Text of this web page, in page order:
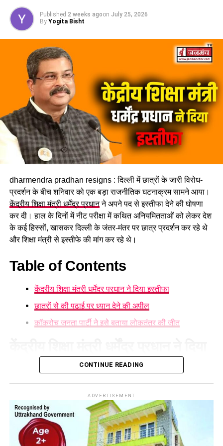
चारधाम यात्रा मार्ग पर विभिन्न स्थानों पर भूस्खलन होने से आवाजाही
प्रभावित हुई है। इन्हीं परिस्थितियों को देखते हुए गढ़वाल आयुक्त आनंद
स्वरूप ने 28 और 29 जुलाई को यात्रा स्थगित करने के निर्देश जारी किए
हैं। प्रशासन का कहना है कि मौसम की स्थिति सामान्य होने और मार्ग पूरी
तरह सुरक्षित होने के बाद ही यात्रा दोबारा शुरू करने पर फैसला लिया
जाएगा।
लगातार हो रही बारिश ने बढ़ाई परेशानी
राज्य के कई जिलों में बारिश का प्रभाव लगातार बना हुआ है। मौसम विभाग
के अनुसार उत्तरकाशी, देहरादून, टिहरी, रुद्रप्रयाग, चमोली, ऊधम सिंह
नगर, बागेश्वर, पिथौरागढ़ और नैनीताल में भारी से बहुत भारी वर्षा होने की
संभावना है। इसके अलावा कुछ क्षेत्रों में तेज गर्जना, बिजली गिरने और
अचानक बाढ़ जैसी परिस्थितियां भी बन सकती हैं।
Published 2 weeks agoon July 25, 2026
By Yogita Bisht
dharmendra pradhan resigns : दिल्ली में छात्रों के जारी विरोध-
प्रदर्शन के बीच शनिवार को एक बड़ा राजनीतिक घटनाक्रम सामने आया।
केंद्रीय शिक्षा मंत्री धर्मेंद्र प्रधानने अपने पद से इस्तीफा देने की घोषणा
कर दी। हाल के दिनों में नीट परीक्षा में कथित अनियमितताओं को लेकर देश
के कई हिस्सों, खासकर दिल्ली के जंतर-मंतर पर छात्र प्रदर्शन कर रहे थे
और शिक्षा मंत्री से इस्तीफे की मांग कर रहे थे।
Table of Contents
केंद्रीय शिक्षा मंत्री धर्मेंद्र प्रधान ने दिया इस्तीफा
छात्रों से की पढ़ाई पर ध्यान देने की अपील
कॉकरोच जनता पार्टी ने इसे बताया लोकतंत्र की जीत
प्रधानमंत्री को अपना इस्तीफा सौंप दिया है। उन्होंने लिखा कि उनका यह
फैसला देश में शांति और एकता बनाए रखने के उद्देश्य से लिया गया है, ताकि
आंदोलन की स्थिति का कोई भी देश-विरोधी तत्व फायदा न उठा सके और
छात्र किसी कानूनी विवाद में फंसने के बजाय अपनी पढ़ाई और भविष्य पर
CONTINUE READING
ADVERTISEMENT